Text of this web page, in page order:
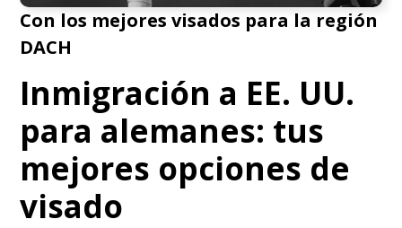
Con los mejores visados para la región
DACH
Inmigración a EE. UU.
para alemanes: tus
mejores opciones de
visado